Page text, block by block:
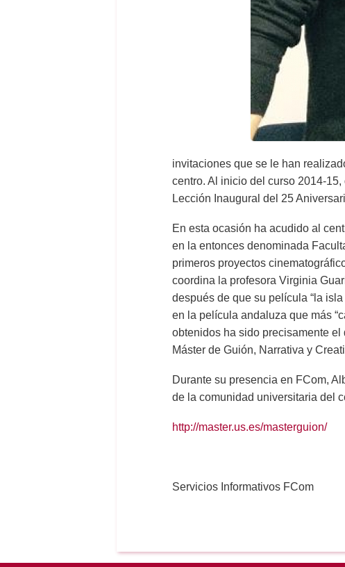
invitaciones que se le han
centro. Al inicio del curso 2014-
Lección Inaugural del 25
En esta ocasión ha acudido al
en la entonces denominada
primeros proyectos
coordina la profesora Virginia
después de que su película “la
en la película andaluza que más
obtenidos ha sido precisamente
Máster de Guión, Narrativa y
Durante su presencia en FCom,
de la comunidad universitaria del
http://master.us.es/masterguion/
Servicios Informativos FCom